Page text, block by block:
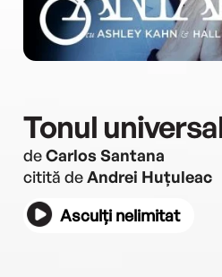
Tonul
deCarlos Santana
citită deAndrei Huțuleac
Asculți nelimitat